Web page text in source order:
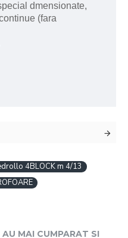
dmensionate,
(fara
4BLOCK m 4/13
AU MAI CUMPARAT SI